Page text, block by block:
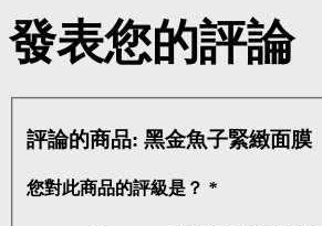
發表您的評論
評論的商品: 黑金魚子緊緻面膜
您對此商品的評級是？ *